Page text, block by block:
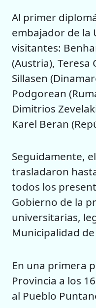
Al primer
embajador de la
visitantes:
(Austria), Teresa
Sillasen
Podgorean
Dimitrios
Karel Beran
Seguidamente,
trasladaron
todos los
Gobierno de la
universitarias,
Municipalidad
En una primera
Provincia a los
al Pueblo